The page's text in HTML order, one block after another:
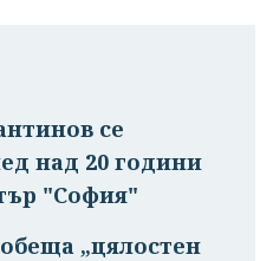
се
над 20 години
"София"
„цялостен